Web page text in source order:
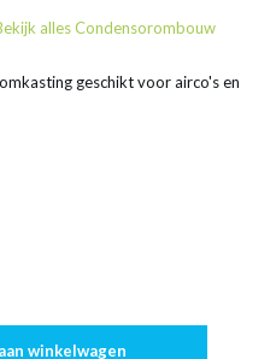
alles Condensorombouw
geschikt voor airco's en
winkelwagen